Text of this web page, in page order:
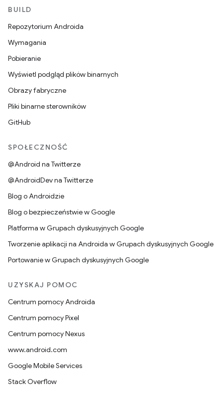
BUILD
Repozytorium Androida
Wymagania
Pobieranie
Wyświetl podgląd plików binarnych
Obrazy fabryczne
Pliki binarne sterowników
GitHub
SPOŁECZNOŚĆ
@Android na Twitterze
@AndroidDev na Twitterze
Blog o Androidzie
Blog o bezpieczeństwie w Google
Platforma w Grupach dyskusyjnych Google
Tworzenie aplikacji na Androida w Grupach dyskusyjnych Google
Portowanie w Grupach dyskusyjnych Google
UZYSKAJ POMOC
Centrum pomocy Androida
Centrum pomocy Pixel
Centrum pomocy Nexus
www.android.com
Google Mobile Services
Stack Overflow